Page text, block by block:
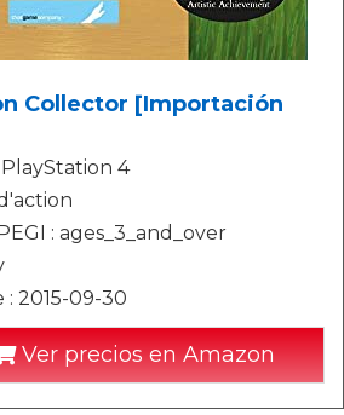
Collector [Importación
4
: ages_3_and_over
: 2015-09-30
Ver precios en Amazon